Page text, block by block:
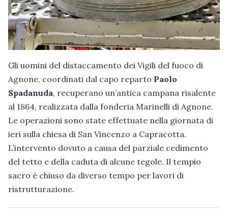
Gli uomini del distaccamento dei Vigili del fuoco di
Agnone, coordinati dal capo reparto Paolo
Spadanuda, recuperano un’antica campana risalente
al 1864, realizzata dalla fonderia Marinelli di Agnone.
Le operazioni sono state effettuate nella giornata di
ieri sulla chiesa di San Vincenzo a Capracotta.
L’intervento dovuto a causa del parziale cedimento
del tetto e della caduta di alcune tegole. Il tempio
sacro è chiuso da diverso tempo per lavori di
ristrutturazione.